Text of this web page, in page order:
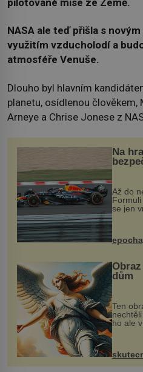
NASA ale teď přišla s
využitím vzducholodí a
atmosféře Venuše.
Dlouho byl hlavním
planetu, osídlenou člověkem,
Arneye a Chrise Jonese z
Na
Až do
se jen
na
života.
dům
Ten
ho ale
Čech,